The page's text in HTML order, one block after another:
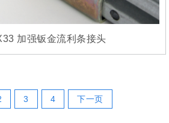
加强钣金流利条接头
3 4 下一页